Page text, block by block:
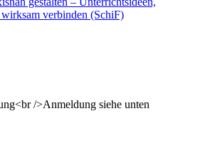
verbinden (SchiF)